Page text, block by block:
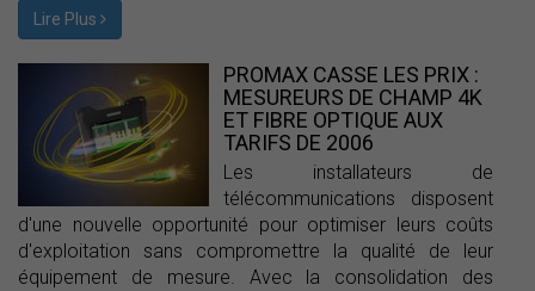
Lire Plus
PROMAX CASSE LES PRIX :
MESUREURS DE CHAMP 4K
ET FIBRE OPTIQUE AUX
TARIFS DE 2006
Les installateurs de
télécommunications disposent
d'une nouvelle opportunité pour optimiser leurs coûts
d'exploitation sans compromettre la qualité de leur
équipement de mesure. Avec la consolidation des